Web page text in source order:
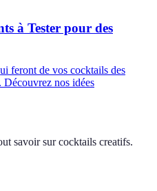
à Tester pour des
feront de vos cocktails des
Découvrez nos idées
savoir sur cocktails creatifs.